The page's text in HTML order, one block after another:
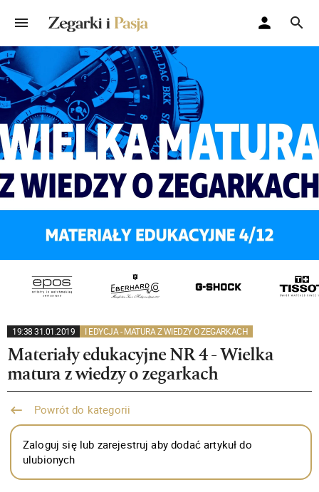
19:38 31.01.2019 I EDYCJA - MATURA Z WIEDZY O ZEGARKACH
Materiały edukacyjne NR 4 - Wielka
matura z wiedzy o zegarkach
Powrót do kategorii
Zaloguj się lub zarejestruj aby dodać artykuł do
ulubionych